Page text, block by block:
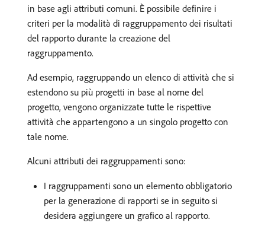
in base agli attributi comuni. È possibile definire i
criteri per la modalità di raggruppamento dei risultati
del rapporto durante la creazione del
raggruppamento.
Ad esempio, raggruppando un elenco di attività che si
estendono su più progetti in base al nome del
progetto, vengono organizzate tutte le rispettive
attività che appartengono a un singolo progetto con
tale nome.
Alcuni attributi dei raggruppamenti sono:
I raggruppamenti sono un elemento obbligatorio
per la generazione di rapporti se in seguito si
desidera aggiungere un grafico al rapporto.